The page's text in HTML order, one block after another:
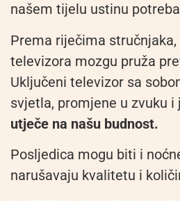
našem tijelu ustinu
Prema riječima
televizora mozgu pruža
Uključeni televizor sa
svjetla, promjene u zvuku
utječe na našu budnost.
Posljedica mogu biti i
narušavaju kvalitetu i